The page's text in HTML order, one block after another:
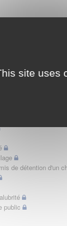
site uses
municipale
de détention d'un
public